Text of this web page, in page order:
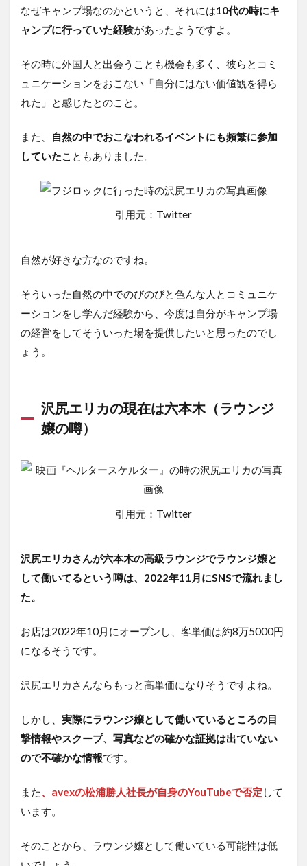
なぜキャンプ場なのかというと、それには10代の時にキ
ャンプに行っていた経験があったようですよ。
その時に外国人と出会うことも機会も多く、彼らとコミ
ュニケーションをおこない「自分にはない価値観を得ら
れた」と感じたとのこと。
また、
自然の中でおこなわれるイベントにも頻繁に参加
していたこともありました。
引用元：Twitter
自然が好きな方なのですね。
そういった自然の中でのびのびと色んな人とコミュニケ
ーションをし学んだ経験から、今度は自分がキャンプ場
の経営をしてそういった場を提供したいと思ったのでし
ょう。
沢尻エリカの現在は六本木（ラウンジ
嬢の噂）
引用元：Twitter
沢尻エリカさんが六本木の高級ラウンジでラウンジ嬢と
して働いてるという噂は、2022年11月にSNSで流れまし
た。
お店は2022年10月にオープンし、客単価は約8万5000円
になるそうです。
沢尻エリカさんならもっと高単価になりそうですよね。
しかし、 実際にラウンジ嬢として働いているところの目
撃情報やスクープ、写真などの確かな証拠は出ていない
ので不確かな情報です。
また、avexの松浦勝人社長が自身のYouTubeで否定 して
います。
そのことから、ラウンジ嬢として働いている可能性は低